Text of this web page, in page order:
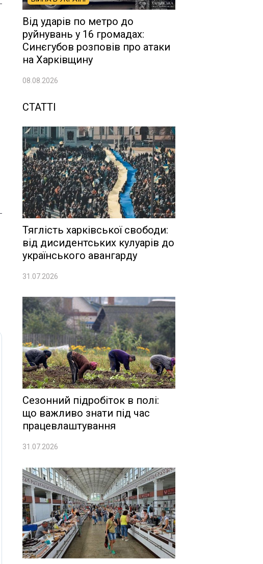
Від ударів по метро до
руйнувань у 16 громадах:
Синєгубов розповів про атаки
на Харківщину
08.08.2026
СТАТТІ
Тяглість харківської свободи:
від дисидентських кулуарів до
українського авангарду
31.07.2026
Сезонний підробіток в полі:
що важливо знати під час
працевлаштування
31.07.2026